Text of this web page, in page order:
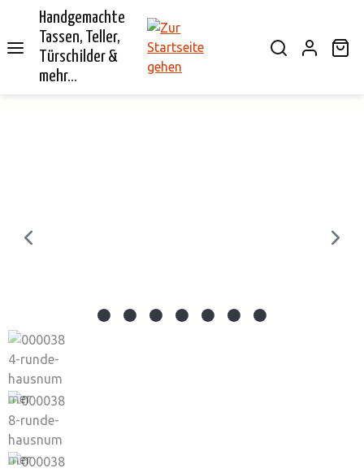
springen
Handgemachte
Tassen, Teller,
Türschilder &
mehr...